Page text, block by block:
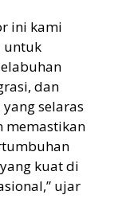
ini kami
untuk
dan
selaras
memastikan
kuat di
ujar